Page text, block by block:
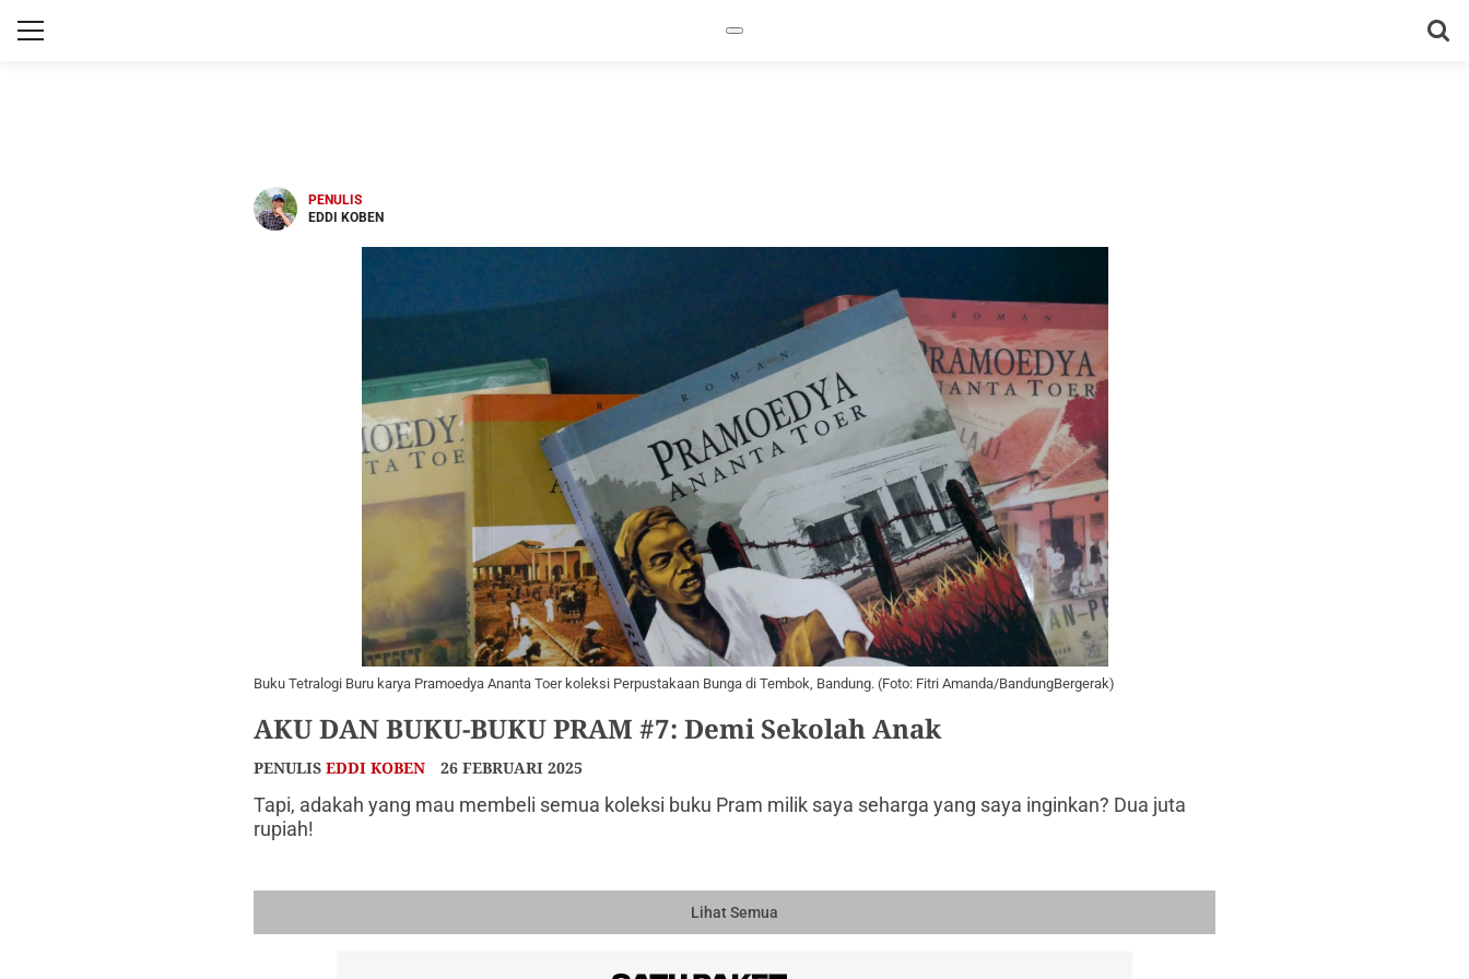
PENULIS
EDDI KOBEN
Buku Tetralogi Buru karya Pramoedya Ananta Toer koleksi Perpustakaan Bunga di Tembok, Bandung. (Foto: Fitri Amanda/BandungBergerak)
AKU DAN BUKU-BUKU PRAM #7: Demi Sekolah Anak
PENULIS EDDI KOBEN 26 FEBRUARI 2025
Tapi, adakah yang mau membeli semua koleksi buku Pram milik saya seharga yang saya inginkan? Dua juta
rupiah!
Lihat Semua